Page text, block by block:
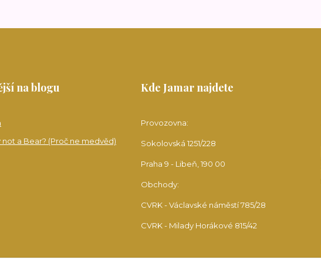
na blogu
not a Bear? (Proč ne medvěd)
Kde Jamar najdete
Provozovna:
Sokolovská 1251/228
Praha 9 - Libeň, 190 00
Obchody:
CVRK - Václavské náměstí 785/28
CVRK - Milady Horákové 815/42